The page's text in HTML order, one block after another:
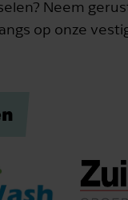
Neem
op onze